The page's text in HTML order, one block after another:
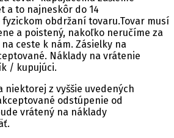
a to najneskôr do 14
obdržaní tovaru.Tovar musí
a poistený, nakoľko neručíme za
ceste k nám. Zásielky na
Náklady na vrátenie
/ kupujúci.
z vyššie uvedených
odstúpenie od
vrátený na náklady